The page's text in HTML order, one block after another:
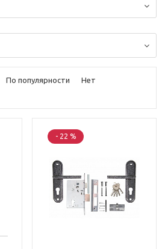
По популярности Нет
- 22 %